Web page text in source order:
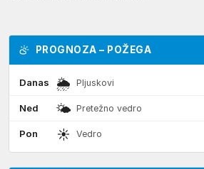
PROGNOZA – POŽEGA
Danas 🌦 Pljuskovi
Ned 🌤 Pretežno vedro
Pon ☀ Vedro